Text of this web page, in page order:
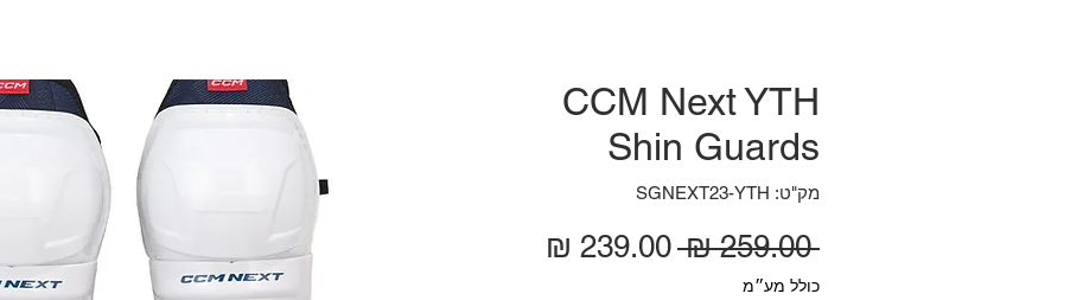
CCM Next YTH
Shin Guards
מק"ט: SGNEXT23-YTH
‏259.00 ‏₪ מחיר רגיל
כולל מע״מ